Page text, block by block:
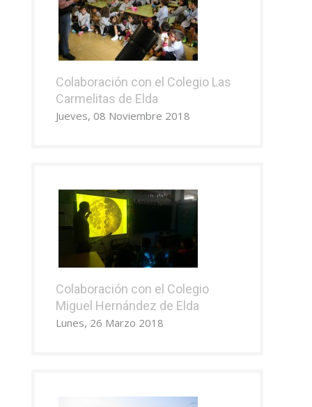
Colaboración con el Colegio Las
Carmelitas de Elda
Jueves, 08 Noviembre 2018
Colaboración con el Colegio
Miguel Hernández de Elda
Lunes, 26 Marzo 2018